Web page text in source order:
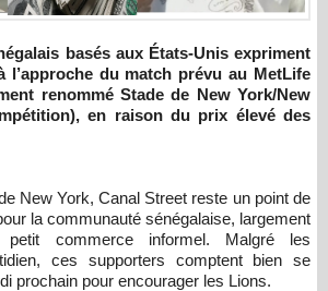
l’approche du match prévu au MetLife
renommé Stade de New York/New
en raison du prix élevé des
New York, Canal Street reste un point de
la communauté sénégalaise, largement
commerce informel. Malgré les
ces supporters comptent bien se
prochain pour encourager les Lions.